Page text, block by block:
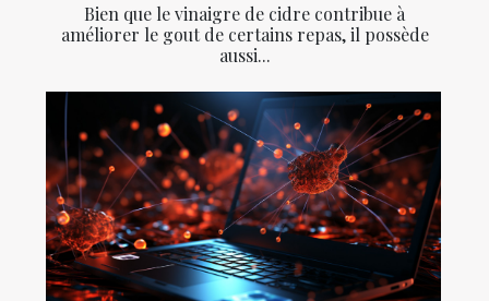
Bien que le vinaigre de cidre contribue à
améliorer le gout de certains repas, il possède
aussi...